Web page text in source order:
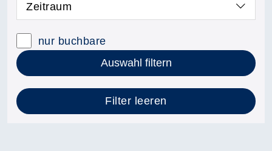
Zeitraum
nur buchbare
Auswahl filtern
Filter leeren